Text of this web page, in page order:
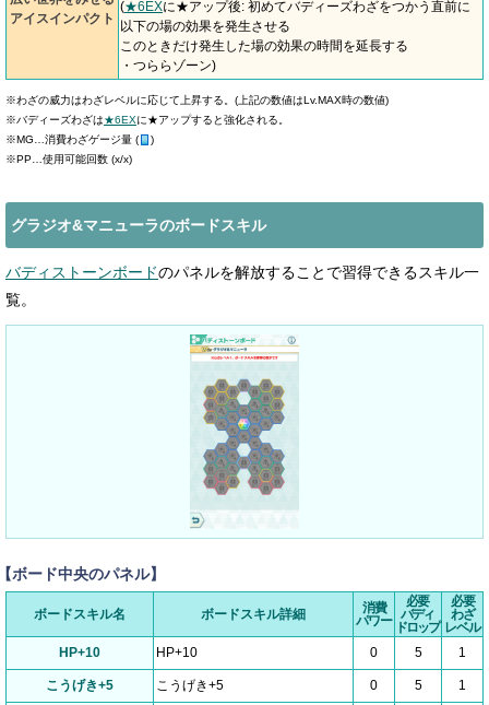
アイスインパクト
(★6EXに★アップ後: 初めてバディーズわざをつかう直前に
以下の場の効果を発生させる
このときだけ発生した場の効果の時間を延長する
・つららゾーン)
※わざの威力はわざレベルに応じて上昇する。(上記の数値はLv.MAX時の数値)
※バディーズわざは★6EXに★アップすると強化される。
※MG…消費わざゲージ量 (
)
※PP…使用可能回数 (x/x)
グラジオ&マニューラのボードスキル
バディストーンボードのパネルを解放することで習得できるスキル一
覧。
ボード中央のパネル】
ボードスキル名 ボードスキル詳細
消費
パワー
必要
バディ
ドロップ
必要
わざ
レベル
HP+10
HP+10 0 5 1
こうげき+5 こうげき+5 0 5 1